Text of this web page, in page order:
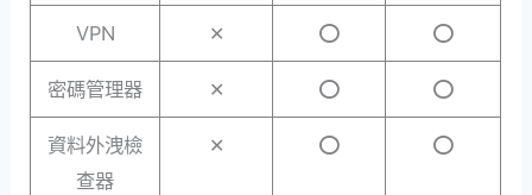
VPN ✕ ⭕ ⭕
密碼管理器 ✕ ⭕ ⭕
資料外洩檢
查器
✕ ⭕ ⭕